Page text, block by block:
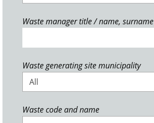
Waste manager title / name, surname
Waste generating site municipality
All
Waste code and name